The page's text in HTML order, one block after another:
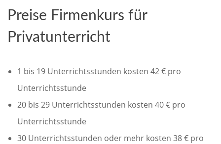
Preise Firmenkurs für
Privatunterricht
1 bis 19 Unterrichtsstunden kosten 42 € pro
Unterrichtsstunde
20 bis 29 Unterrichtsstunden kosten 40 € pro
Unterrichtsstunde
30 Unterrichtsstunden oder mehr kosten 38 € pro